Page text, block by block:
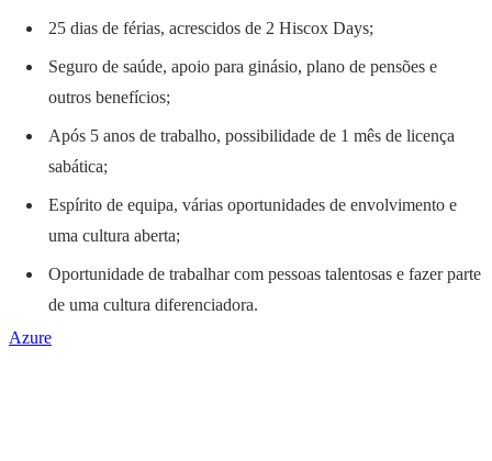
25 dias de férias, acrescidos de 2 Hiscox Days;
Seguro de saúde, apoio para ginásio, plano de pensões e
outros benefícios;
Após 5 anos de trabalho, possibilidade de 1 mês de licença
sabática;
Espírito de equipa, várias oportunidades de envolvimento e
uma cultura aberta;
Oportunidade de trabalhar com pessoas talentosas e fazer parte
de uma cultura diferenciadora.
Azure